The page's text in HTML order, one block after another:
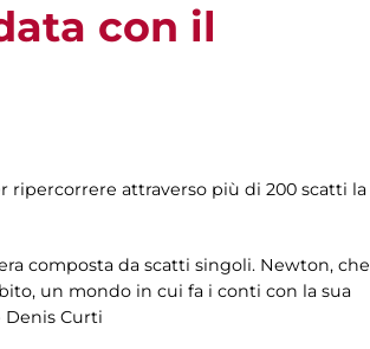
con il
ripercorrere attraverso più di 200 scatti la
composta da scatti singoli. Newton, che
un mondo in cui fa i conti con la sua
Denis Curti